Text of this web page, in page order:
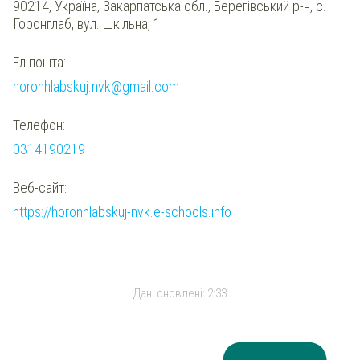
90214, Україна, Закарпатська обл., Берегівський р-н, с.
Горонглаб, вул. Шкільна, 1
Ел.пошта:
horonhlabskuj.nvk@gmail.com
Телефон:
0314190219
Веб-сайт:
https://horonhlabskuj-nvk.e-schools.info
Дані оновлені: 2:33